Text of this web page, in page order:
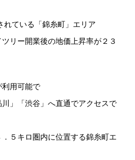
ている「錦糸町」エリア
業後の地価上昇率が２３
用可能で
川」「渋谷」へ直通でアクセスで
５キロ圏内に位置する錦糸町エ